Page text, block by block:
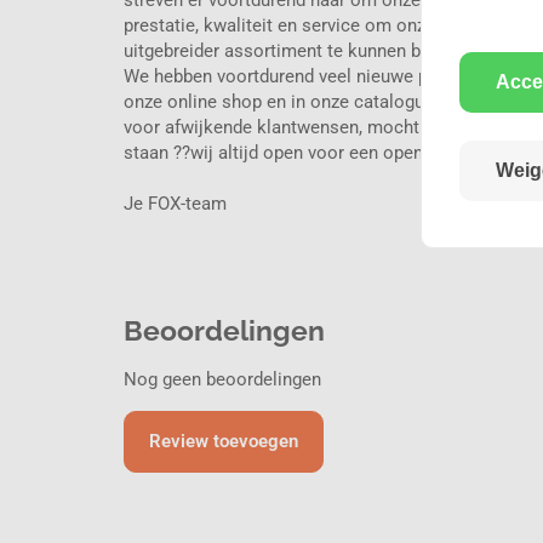
prestatie, kwaliteit en service om onze klanten
uitgebreider assortiment te kunnen bieden
We hebben voortdurend veel nieuwe producten en
onze online shop en in onze catalogus duidelijk per
voor afwijkende klantwensen, mocht er iets niet in
staan ??wij altijd open voor een open oor en
Je FOX-team
Beoordelingen
Nog geen beoordelingen
Review toevoegen